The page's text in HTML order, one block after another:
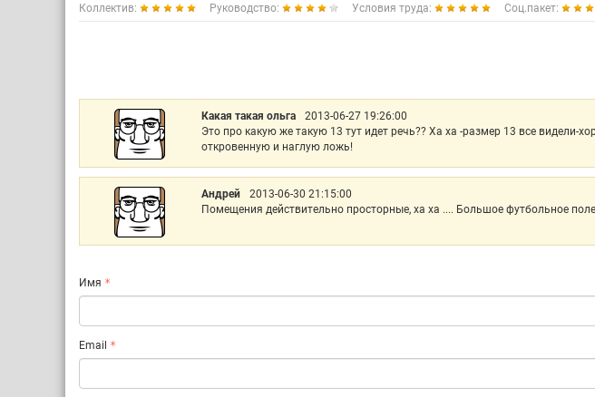
Коллектив: Руководство: Условия труда: Соц.пакет:
Какая такая ольга 2013-06-27 19:26:00
Это про какую же такую 13 тут идет речь?? Ха ха -размер 13 все видели-
откровенную и наглую ложь!
Андрей 2013-06-30 21:15:00
Помещения действительно просторные, ха ха .... Большое футбольное
Имя
Email